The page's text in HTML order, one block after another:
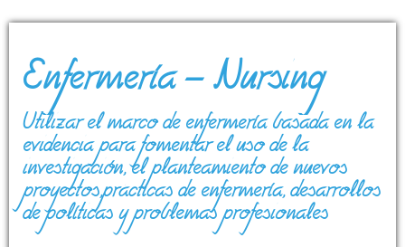
Enfermería – Nursing
Utilizar el marco de enfermería basada en la
evidencia para fomentar el uso de la
investigación, el planteamiento de nuevos
proyectos,prácticas de enfermería, desarrollos
de políticas y problemas profesionales